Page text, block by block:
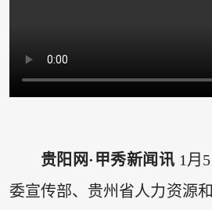
贵阳网·甲秀新闻讯1月
委宣传部、贵州省人力资源